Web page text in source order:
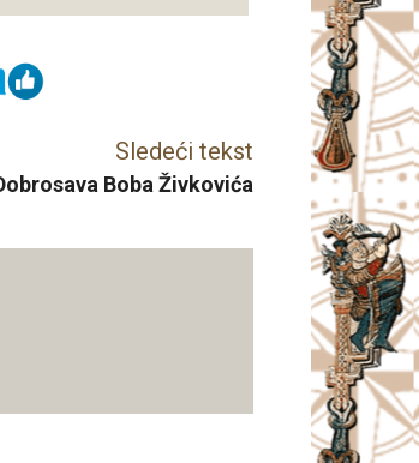
Sledeći tekst
Boba Živkovića